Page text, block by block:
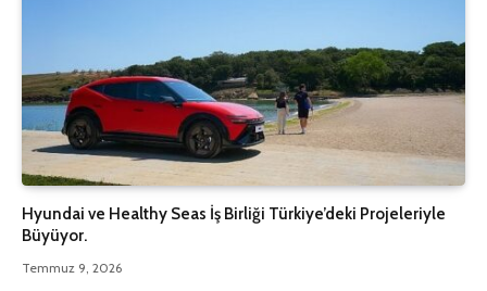
Hyundai ve Healthy Seas İş Birliği Türkiye’deki Projeleriyle
Büyüyor.
Temmuz 9, 2026